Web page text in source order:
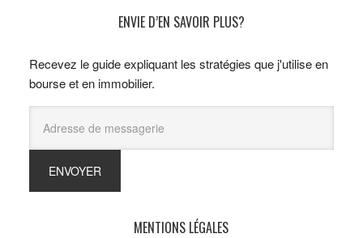
ENVIE D’EN SAVOIR PLUS?
Recevez le guide expliquant les stratégies que j'utilise en
bourse et en immobilier.
MENTIONS LÉGALES